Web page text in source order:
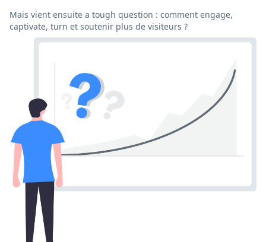
Mais vient ensuite a tough question : comment engage,
captivate, turn et soutenir plus de visiteurs ?